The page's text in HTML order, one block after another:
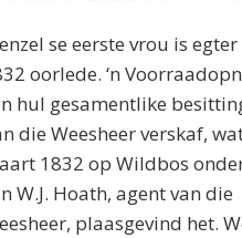
se eerste vrou is egter
oorlede. ‘n
hul gesamentlike
die Weesheer verskaf,
1832 op Wildbos
W.J. Hoath, agent van die
plaasgevind het.